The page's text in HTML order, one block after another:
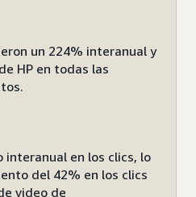
un 224% interanual y
HP en todas las
interanual en los clics, lo
del 42% en los clics
video de